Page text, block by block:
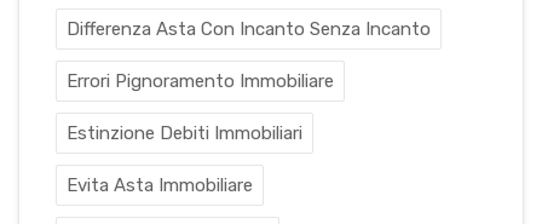
Differenza Asta Con Incanto Senza Incanto
Errori Pignoramento Immobiliare
Estinzione Debiti Immobiliari
Evita Asta Immobiliare